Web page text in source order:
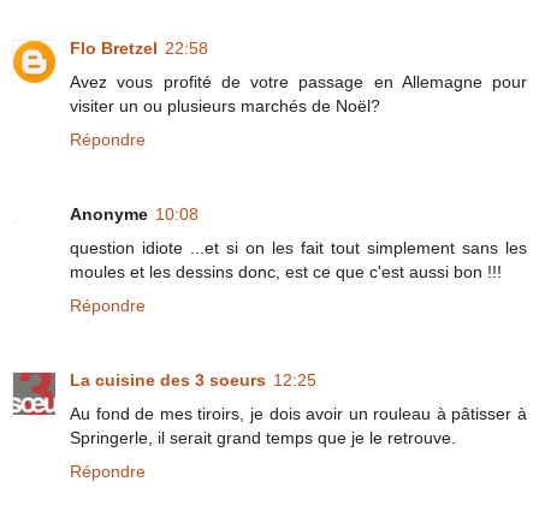
Flo Bretzel 22:58
Avez vous profité de votre passage en Allemagne pour
visiter un ou plusieurs marchés de Noël?
Répondre
Anonyme 10:08
question idiote ...et si on les fait tout simplement sans les
moules et les dessins donc, est ce que c'est aussi bon !!!
Répondre
La cuisine des 3 soeurs 12:25
Au fond de mes tiroirs, je dois avoir un rouleau à pâtisser à
Springerle, il serait grand temps que je le retrouve.
Répondre